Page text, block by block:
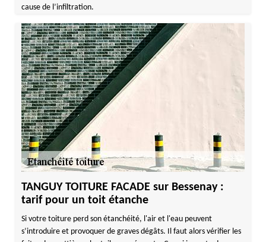
cause de l’infiltration.
TANGUY TOITURE FACADE sur Bessenay :
tarif pour un toit étanche
Si votre toiture perd son étanchéité, l'air et l'eau peuvent
s’introduire et provoquer de graves dégâts. Il faut alors vérifier les